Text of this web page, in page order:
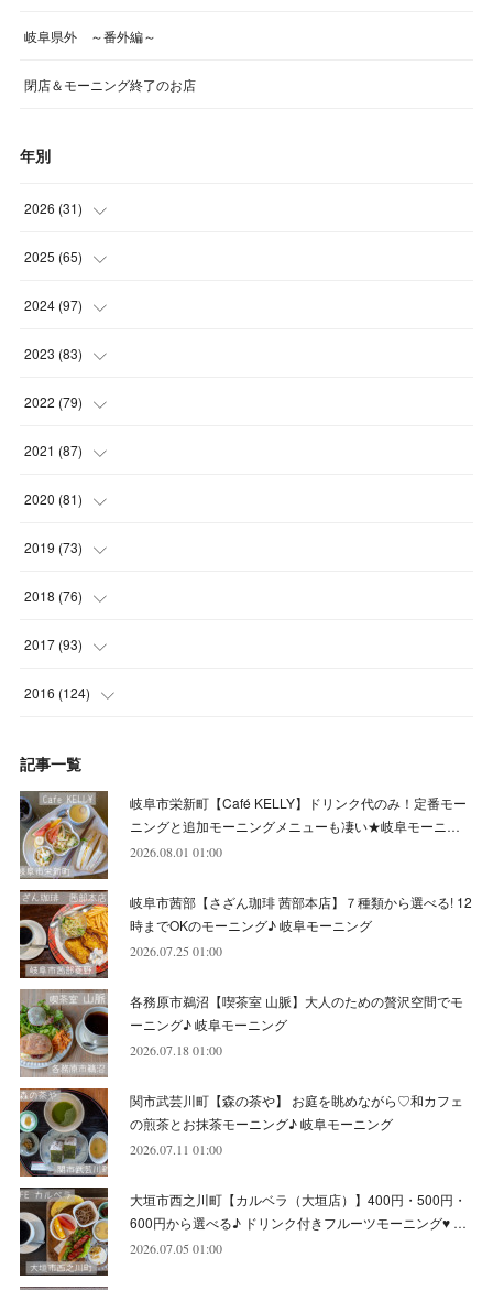
岐阜県外 ～番外編～
閉店＆モーニング終了のお店
年別
2026 (31)
(4
(4
(5
(4
2025 (65)
(5
(6
(6
(6
(5
(7)
2024 (97)
(5
(7
(7
(8
(10
( 6)
(10)
2023 (83)
(6
(7
(7
(9
(6
(5)
(6)
(8)
2022 (79)
(4
(8
(10
(7
(7
(9)
(4)
(6)
2021 (87)
(12 )
(9
(11
(1
(7
(11)
(7)
(9)
(2)
2020 (81)
(10 )
(11 )
(8
(7)
(7
(7)
(5)
(1)
(8)
(4)
(7)
2019 (73)
(4
(6
(4)
(4)
(5)
(4)
(4)
(10)
(10)
(6)
2018 (76)
(9
(3)
(7)
(8)
(7)
(6)
(5)
(6)
(8)
(8)
2017 (93)
(7)
(5)
(8)
(8)
(8)
(9)
(9)
(9)
(7)
(11)
2016 (124)
(10)
(10)
(12)
(16)
(9)
(13)
(8)
(6)
(12)
(6)
記事一覧
岐阜市栄新町【Café KELLY】ドリンク代のみ！定番モー
ニングと追加モーニングメニューも凄い★岐阜モーニ…
2026.08.01 01:00
岐阜市茜部【さざん珈琲 茜部本店】７種類から選べる! 12
時までOKのモーニング♪ 岐阜モーニング
2026.07.25 01:00
各務原市鵜沼【喫茶室 山脈】大人のための贅沢空間でモ
ーニング♪ 岐阜モーニング
2026.07.18 01:00
関市武芸川町【森の茶や】 お庭を眺めながら♡和カフェ
の煎茶とお抹茶モーニング♪ 岐阜モーニング
2026.07.11 01:00
大垣市西之川町【カルベラ（大垣店）】400円・500円・
600円から選べる♪ ドリンク付きフルーツモーニング♥ …
2026.07.05 01:00